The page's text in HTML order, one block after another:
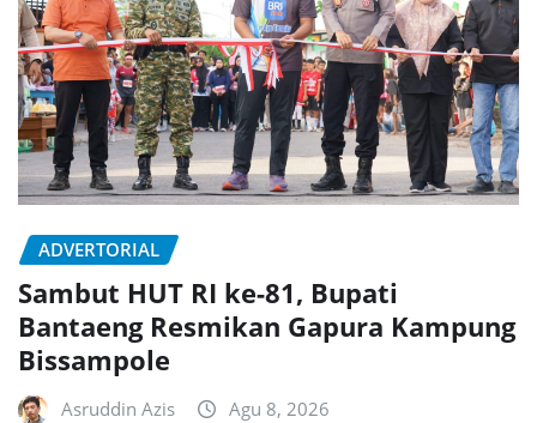
ADVERTORIAL
Sambut HUT RI ke-81, Bupati
Bantaeng Resmikan Gapura Kampung
Bissampole
Asruddin Azis Agu 8, 2026